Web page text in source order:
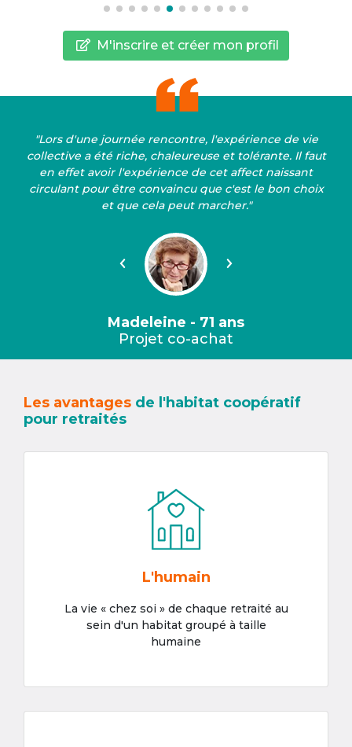
M'inscrire et créer mon profil
"Lors d'une journée rencontre, l'expérience de vie
collective a été riche, chaleureuse et tolérante. Il faut
en effet avoir l'expérience de cet affect naissant
circulant pour être convaincu que c'est le bon choix
et que cela peut marcher."
Précédent Suivant
Madeleine - 71 ans
Projet co-achat
Les avantages de l'habitat coopératif
pour retraités
L'humain
La vie « chez soi » de chaque retraité au
sein d'un habitat groupé à taille
humaine